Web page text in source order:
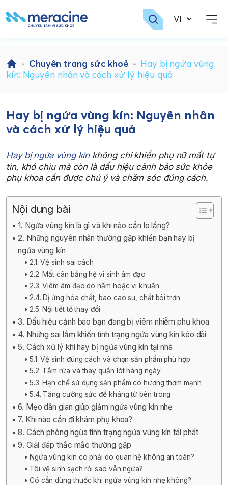
to
content
- Chuyên trang sức khoẻ - Hay bị ngứa vùng
kín: Nguyên nhân và cách xử lý hiệu quả
Hay bị ngứa vùng kín: Nguyên nhân
và cách xử lý hiệu quả
Hay bị ngứa vùng kínkhông chỉ khiến phụ nữ mất tự
tin, khó chịu mà còn là dấu hiệu cảnh báo sức khỏe
phụ khoa cần được chú ý và chăm sóc đúng cách.
Nội dung bài
1. Ngứa vùng kín là gì và khi nào cần lo lắng?
2. Những nguyên nhân thường gặp khiến bạn hay bị
ngứa vùng kín
2.1. Vệ sinh sai cách
2.2. Mất cân bằng hệ vi sinh âm đạo
2.3. Viêm âm đạo do nấm hoặc vi khuẩn
2.4. Dị ứng hóa chất, bao cao su, chất bôi trơn
2.5. Nội tiết tố thay đổi
3. Dấu hiệu cảnh báo bạn đang bị viêm nhiễm phụ khoa
4. Những sai lầm khiến tình trạng ngứa vùng kín kéo dài
5. Cách xử lý khi hay bị ngứa vùng kín tại nhà
5.1. Vệ sinh đúng cách và chọn sản phẩm phù hợp
5.2. Tắm rửa và thay quần lót hàng ngày
5.3. Hạn chế sử dụng sản phẩm có hương thơm mạnh
5.4. Tăng cường sức đề kháng từ bên trong
6. Mẹo dân gian giúp giảm ngứa vùng kín nhẹ
7. Khi nào cần đi khám phụ khoa?
8. Cách phòng ngừa tình trạng ngứa vùng kín tái phát
9. Giải đáp thắc mắc thường gặp
Ngứa vùng kín có phải do quan hệ không an toàn?
Tôi vệ sinh sạch rồi sao vẫn ngứa?
Có cần dùng thuốc khi ngứa vùng kín nhẹ không?